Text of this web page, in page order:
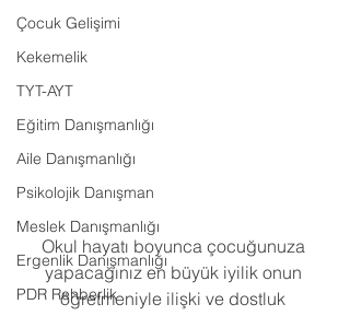
Çocuk Gelişimi
Kekemelik
TYT-AYT
Eğitim Danışmanlığı
Aile Danışmanlığı
Psikolojik Danışman
Meslek Danışmanlığı
Ergenlik Danışmanlığı
PDR Rehberlik
Okul hayatı boyunca çocuğunuza
yapacağınız en büyük iyilik onun
öğretmeniyle ilişki ve dostluk